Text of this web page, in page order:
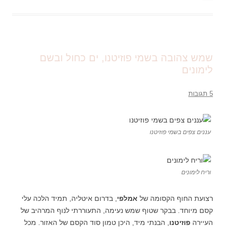
שמש צהובה בשמי פוזיטנו, ים כחול ובשם
לימונים
5 תגובות
עננים צפים בשמי פוזיטנו
וריח לימונים
רצועת החוף הקסומה של אמלפי, בדרום איטליה, תמיד הלכה עלי
קסם מיוחד. בבקר שטוף שמש נעימה, התעוררתי לנוף המרהיב של
העיירה פוזיטנו, הבנתי מיד, היכן טמון סוד הקסם של האזור. מכל